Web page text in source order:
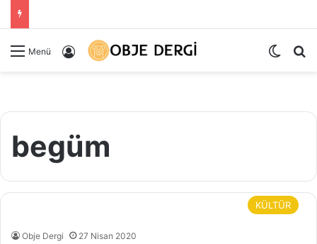
Menü Kayıt Ol Dış
begüm
KÜLTÜR
Obje Dergi 27 Nisan 2020